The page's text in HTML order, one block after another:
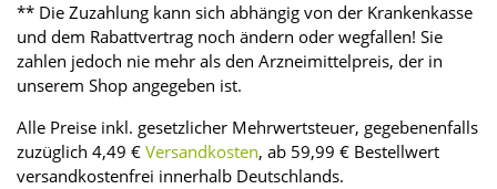
** Die Zuzahlung kann sich abhängig von der Krankenkasse
und dem Rabattvertrag noch ändern oder wegfallen! Sie
zahlen jedoch nie mehr als den Arzneimittelpreis, der in
unserem Shop angegeben ist.
Alle Preise inkl. gesetzlicher Mehrwertsteuer, gegebenenfalls
zuzüglich 4,49 € Versandkosten, ab 59,99 € Bestellwert
versandkostenfrei innerhalb Deutschlands.